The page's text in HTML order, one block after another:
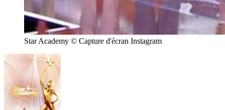
Star Academy © Capture d'écran Instagram